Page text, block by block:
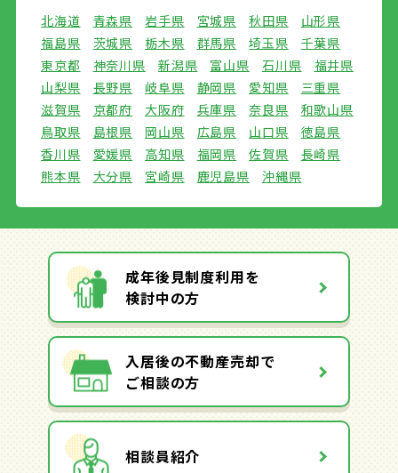
北海道 青森県 岩手県 宮城県 秋田県
山形県
福島県
茨城県 栃木県 群馬県 埼玉県
千葉県
東京都
神奈川県 新潟県 富山県 石川県
福井県
山梨県
長野県 岐阜県 静岡県 愛知県
三重県
滋賀県
京都府 大阪府 兵庫県 奈良県
和歌山県
鳥取県
島根県 岡山県 広島県 山口県
徳島県
香川県
愛媛県 高知県 福岡県 佐賀県
長崎県
熊本県
大分県 宮崎県 鹿児島県 沖縄県
成年後見制度利用を
検討中の方
入居後の不動産売却で
ご相談の方
相談員紹介